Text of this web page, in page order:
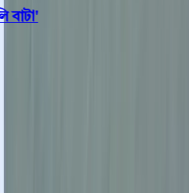
হজের জন্য